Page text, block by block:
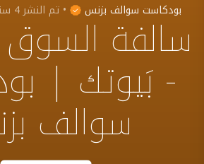
بودكاست سوالف بزنس • تم النشر4 سنوات مضت سالفة
- بَيوتك |
سوالف